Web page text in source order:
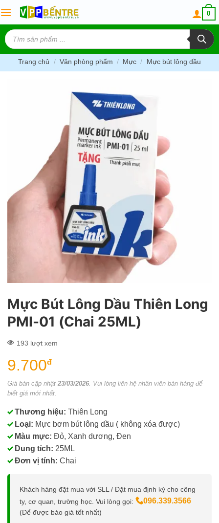
to
content
0
Tìm
kiếm
sản
phẩm
Trang chủ / Văn phòng phẩm / Mực / Mực bút lông dầu
Mực Bút Lông Dầu Thiên Long
PMI-01 (Chai 25ML)
193 lượt xem
9.700đ
Giá bán cập nhật 23/03/2026 . Vui lòng liên hệ nhân viên bán hàng để
biết giá mới nhất.
Thương hiệu: Thiên Long
Loại: Mực bơm bút lông dầu ( không xóa được)
Màu mực: Đỏ, Xanh dương, Đen
Dung tích: 25ML
Đơn vị tính: Chai
Khách hàng đặt mua với SLL / Đặt mua định kỳ cho công
ty, cơ quan, trường học. Vui lòng gọi:
096.339.3566
(Để được báo giá tốt nhất)